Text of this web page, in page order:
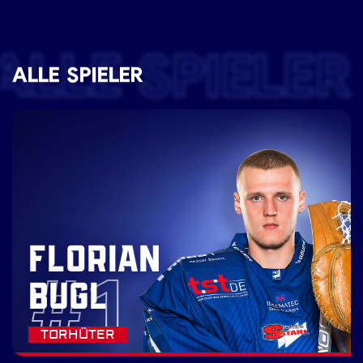
ALLE SPIELERSPIELER
#1
FLORIAN
BUGL
TORHÜTER